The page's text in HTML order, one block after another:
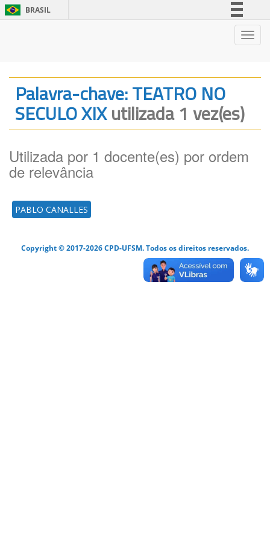
BRASIL
Legislação
Canais
Palavra-chave: TEATRO NO
SECULO XIXutilizada 1 vez(es)
Utilizada por 1 docente(es) por ordem
de relevância
PABLO CANALLES
Copyright © 2017-2026 CPD-UFSM. Todos os direitos reservados.